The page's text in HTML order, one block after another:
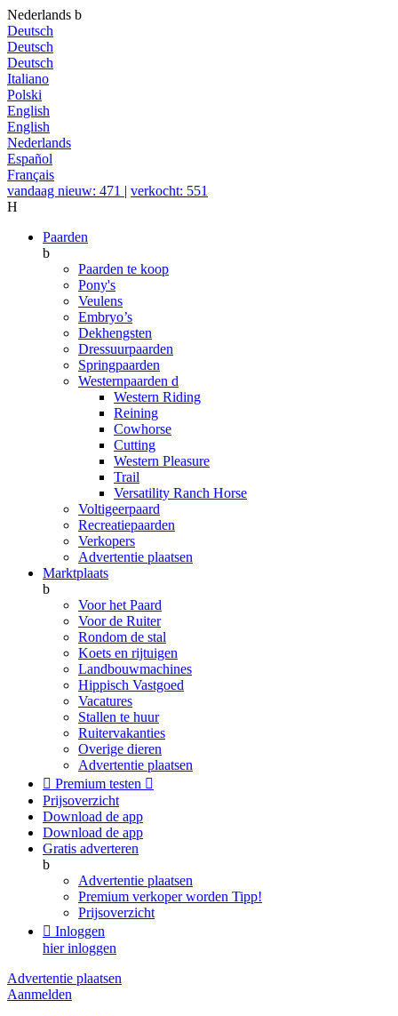
Nederlands b
Deutsch
Deutsch
Deutsch
Italiano
Polski
English
English
Nederlands
Español
Français
vandaag nieuw: 471 | verkocht: 551
H
Paarden
b
Paarden te koop
Pony's
Veulens
Embryo’s
Dekhengsten
Dressuurpaarden
Springpaarden
Westernpaarden d
Western Riding
Reining
Cowhorse
Cutting
Western Pleasure
Trail
Versatility Ranch Horse
Voltigeerpaard
Recreatiepaarden
Verkopers
Advertentie plaatsen
Marktplaats
b
Voor het Paard
Voor de Ruiter
Rondom de stal
Koets en rijtuigen
Landbouwmachines
Hippisch Vastgoed
Vacatures
Stallen te huur
Ruitervakanties
Overige dieren
Advertentie plaatsen
 Premium testen 
Prijsoverzicht
Download de app
Download de app
Gratis adverteren
b
Advertentie plaatsen
Premium verkoper worden Tipp!
Prijsoverzicht
 Inloggen
hier inloggen
Advertentie plaatsen
Aanmelden